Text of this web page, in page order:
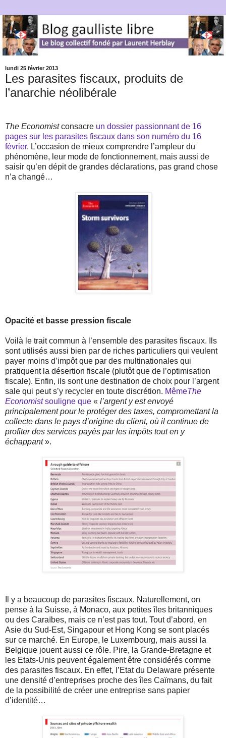
lundi 25 février 2013
Les parasites fiscaux, produits de
l’anarchie néolibérale
The Economistconsacre un dossier passionnant de 16
pages sur les parasites fiscaux dans son numéro du 16
février. L’occasion de mieux comprendre l’ampleur du
phénomène, leur mode de fonctionnement, mais aussi de
saisir qu’en dépit de grandes déclarations, pas grand chose
n’a changé…
Opacité et basse pression fiscale
Voilà le trait commun à l’ensemble des parasites fiscaux. Ils
sont utilisés aussi bien par de riches particuliers qui veulent
payer moins d’impôt que par des multinationales qui
pratiquent la désertion fiscale (plutôt que de l’optimisation
fiscale). Enfin, ils sont une destination de choix pour l’argent
sale qui peut s’y recycler en toute discrétion. MêmeThe
Economistsouligne que « l’argent y est envoyé
principalement pour le protéger des taxes, compromettant la
collecte dans le pays d’origine du client, où il continue de
profiter des services payés par les impôts tout en y
échappant».
Il y a beaucoup de parasites fiscaux. Naturellement, on
pense à la Suisse, à Monaco, aux petites îles britanniques
ou des Caraïbes, mais ce n’est pas tout. Tout d’abord, en
Asie du Sud-Est, Singapour et Hong Kong se sont placés
sur ce marché. En Europe, le Luxembourg, mais aussi la
Belgique jouent aussi ce rôle. Pire, la Grande-Bretagne et
les Etats-Unis peuvent également être considérés comme
des parasites fiscaux. En effet, l’Etat du Delaware présente
une densité d’entreprises proche des îles Caïmans, du fait
de la possibilité de créer une entreprise sans papier
d’identité…